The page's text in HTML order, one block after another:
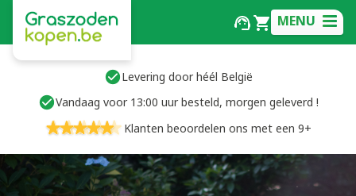
MENU
Levering door héél België
Vandaag voor 13:00 uur besteld, morgen geleverd !
Klanten beoordelen ons met een 9+